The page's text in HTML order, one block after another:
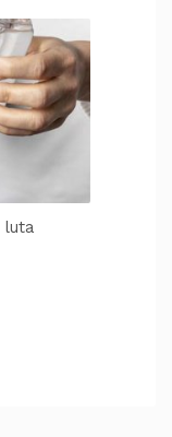
luta